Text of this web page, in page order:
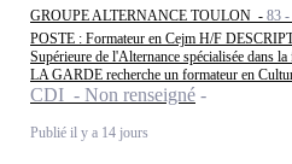
GROUPE ALTERNANCE TOULON - 83
POSTE : Formateur en Cejm H/F
Supérieure de l'Alternance spécialisée dans
LA GARDE recherche un formateur en
CDI - Non renseigné
Publié il y a 14 jours